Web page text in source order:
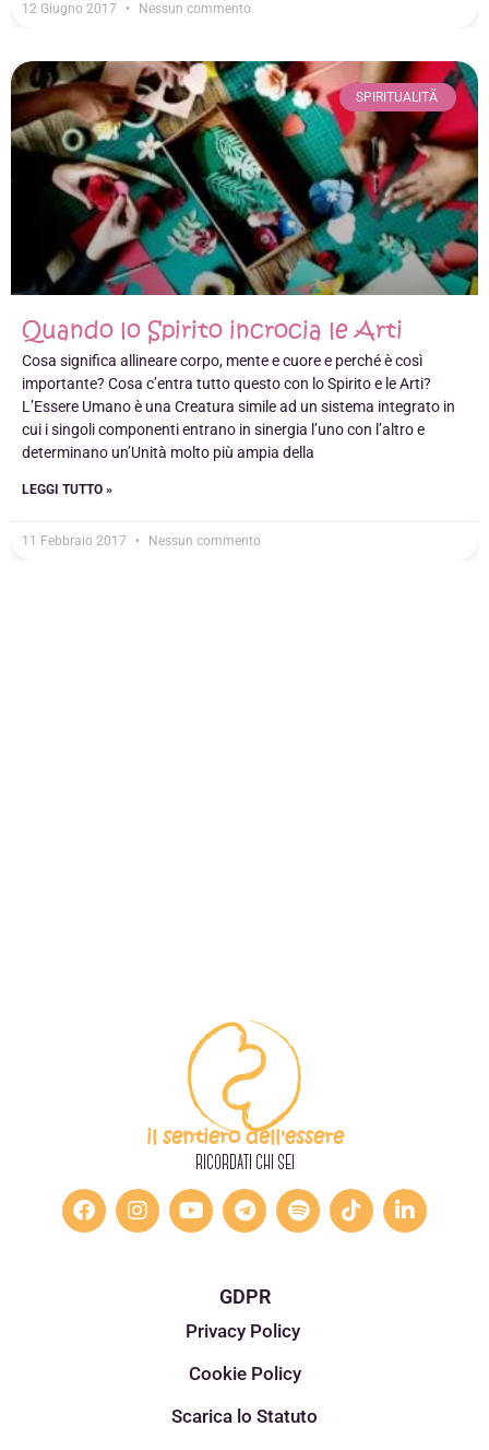
12 Giugno 2017 Nessun commento
SPIRITUALITÃ
Quando lo Spirito incrocia le Arti
Cosa significa allineare corpo, mente e cuore e perché è così
importante? Cosa c’entra tutto questo con lo Spirito e le Arti?
L’Essere Umano è una Creatura simile ad un sistema integrato in
cui i singoli componenti entrano in sinergia l’uno con l’altro e
determinano un’Unità molto più ampia della
LEGGI TUTTO »
11 Febbraio 2017 Nessun commento
il sentiero dell'essere
RICORDATI CHI SEI
GDPR
Privacy Policy
Cookie Policy
Scarica lo Statuto